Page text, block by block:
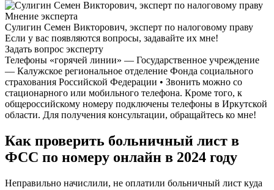
Мнение эксперта
Сулигин Семен Викторович, эксперт по налоговому праву
Если у вас появляются вопросы, задавайте их мне!
Задать вопрос эксперту
Телефоны «горячей линии» — Государственное учреждение
— Калужское региональное отделение Фонда социального
страхования Российской Федерации • Звонить можно со
стационарного или мобильного телефона. Кроме того, к
общероссийскому номеру подключены телефоны в Иркутской
области. Для получения консультации, обращайтесь ко мне!
Как проверить больничный лист в
ФСС по номеру онлайн в 2024 году
Неправильно начислили, не оплатили больничный лист куда